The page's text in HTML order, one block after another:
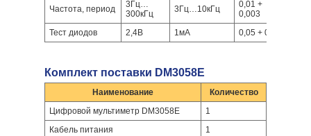
Частота, период
3Гц…
300кГц
3Гц…10кГц
0,01 +
0,003
Тест диодов
2,4В 1мА 0,05 + 0,01
Комплект поставки DM3058E
Наименование
Количество
Цифровой мультиметр DM3058E
1
Кабель питания
1